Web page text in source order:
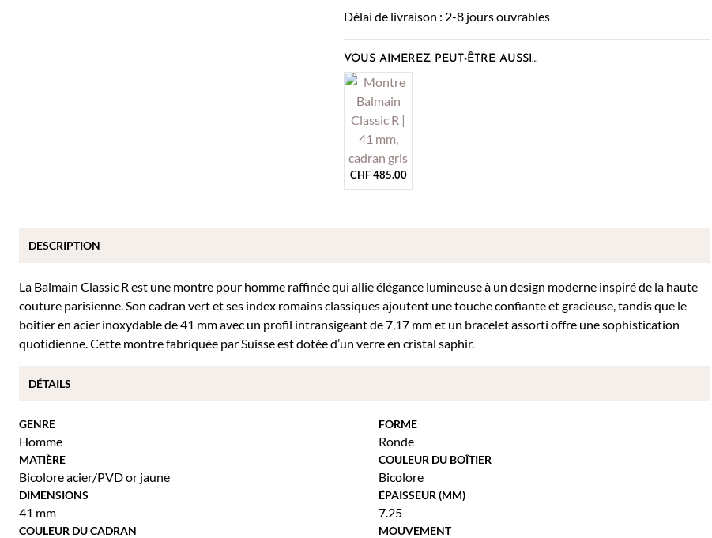
Délai de livraison : 2-8 jours ouvrables
VOUS AIMEREZ PEUT-ÊTRE AUSSI…
CHF485.00
La Balmain Classic R est une montre pour homme raffinée qui allie élégance lumineuse à un design moderne inspiré de la haute
couture parisienne. Son cadran vert et ses index romains classiques ajoutent une touche confiante et gracieuse, tandis que le
boîtier en acier inoxydable de 41 mm avec un profil intransigeant de 7,17 mm et un bracelet assorti offre une sophistication
quotidienne. Cette montre fabriquée par Suisse est dotée d’un verre en cristal saphir.
GENRE
Homme
FORME
Ronde
MATIÈRE
Bicolore acier/PVD or jaune
COULEUR DU BOÎTIER
Bicolore
DIMENSIONS
41 mm
ÉPAISSEUR (MM)
7.25
COULEUR DU CADRAN MOUVEMENT
DESCRIPTION
DÉTAILS